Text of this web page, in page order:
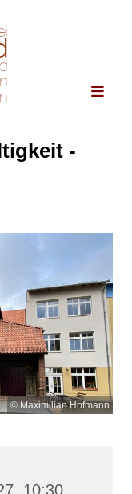
-
© Maximilian Hofmann
10:30